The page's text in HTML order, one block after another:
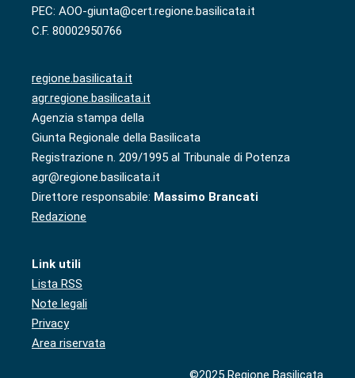
PEC: AOO-giunta@cert.regione.basilicata.it
C.F. 80002950766
regione.basilicata.it
agr.regione.basilicata.it
Agenzia stampa della
Giunta Regionale della Basilicata
Registrazione n. 209/1995 al Tribunale di Potenza
agr@regione.basilicata.it
Direttore responsabile: Massimo Brancati
Redazione
Link utili
Lista RSS
Note legali
Privacy
Area riservata
©2025 Regione Basilicata